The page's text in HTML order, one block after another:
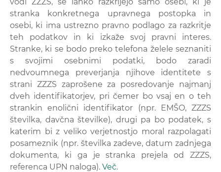
stranka konkretnega upravnega postopka in
osebi, ki ima ustrezno pravno podlago za razkritje
teh podatkov in ki izkaže svoj pravni interes.
Stranke, ki se bodo preko telefona želele seznaniti
s svojimi osebnimi podatki, bodo zaradi
nedvoumnega preverjanja njihove identitete s
strani ZZZS zaprošene za posredovanje najmanj
dveh identifikatorjev, pri čemer bo vsaj en o teh
strankin enolični identifikator (npr. EMŠO, ZZZS
številka, davčna številke), drugi pa bo podatek, s
katerim bi z veliko verjetnostjo moral razpolagati
posameznik (npr. številka zadeve, datum zadnjega
dokumenta, ki ga je stranka prejela od ZZZS,
referenca UPN naloga). Več.